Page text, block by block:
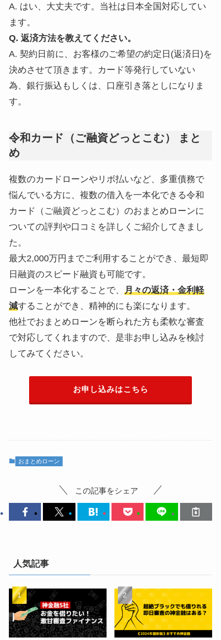
A. はい、大丈夫です。当社は日本全国対応してい
ます。
Q. 返済方法を教えてください。
A. 契約日前に、お客様のご希望の約定日(返済日)を
決めさせて頂きます。カード等発行していない
為、銀行振込もしくは、口座引き落としになりま
す。
令和カード（ご融資どっとこむ） まと
め
複数のカードローンやリボ払いなど、多重債務で
悩んでいる方に、複数の借入を一本化できる令和
カード（ご融資どっとこむ）のおまとめローンに
ついての評判や口コミを詳しくご紹介してきまし
た。
最大2,000万円までご利用することができ、最短即
日融資のスピード融資も可能です。
ローンを一本化することで、 月々の返済・金利軽
減することができ、精神的にも楽になります。
他社でおまとめローンを断られた方も柔軟な審査
で対応してくれますので、是非お申し込みを検討
してみてください。
お申し込みはこちら
おまとめローン
この記事をシェア
人気記事